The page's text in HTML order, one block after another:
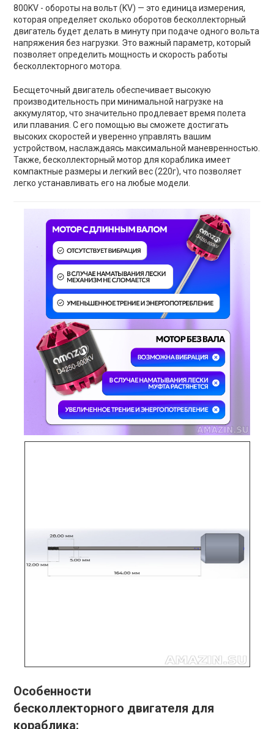
800KV - обороты на вольт (KV) — это единица измерения,
которая определяет сколько оборотов бесколлекторный
двигатель будет делать в минуту при подаче одного вольта
напряжения без нагрузки. Это важный параметр, который
позволяет определить мощность и скорость работы
бесколлекторного мотора.
Бесщеточный двигатель обеспечивает высокую
производительность при минимальной нагрузке на
аккумулятор, что значительно продлевает время полета
или плавания. С его помощью вы сможете достигать
высоких скоростей и уверенно управлять вашим
устройством, наслаждаясь максимальной маневренностью.
Также, бесколлекторный мотор для кораблика имеет
компактные размеры и легкий вес (220г), что позволяет
легко устанавливать его на любые модели.
Особенности
бесколлекторного двигателя для
кораблика: